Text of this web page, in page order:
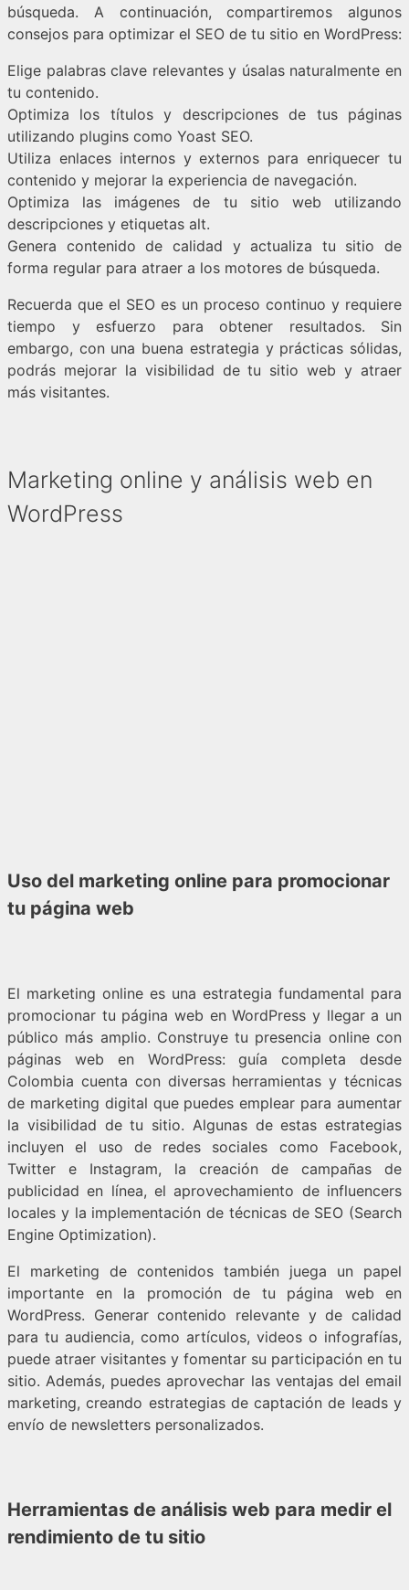
búsqueda. A continuación, compartiremos algunos
consejos para optimizar el SEO de tu sitio en WordPress:
Elige palabras clave relevantes y úsalas naturalmente en
tu contenido.
Optimiza los títulos y descripciones de tus páginas
utilizando plugins como Yoast SEO.
Utiliza enlaces internos y externos para enriquecer tu
contenido y mejorar la experiencia de navegación.
Optimiza las imágenes de tu sitio web utilizando
descripciones y etiquetas alt.
Genera contenido de calidad y actualiza tu sitio de
forma regular para atraer a los motores de búsqueda.
Recuerda que el SEO es un proceso continuo y requiere
tiempo y esfuerzo para obtener resultados. Sin
embargo, con una buena estrategia y prácticas sólidas,
podrás mejorar la visibilidad de tu sitio web y atraer
más visitantes.
Marketing online y análisis web en
WordPress
Uso del marketing online para promocionar
tu página web
El marketing online es una estrategia fundamental para
promocionar tu página web en WordPress y llegar a un
público más amplio. Construye tu presencia online con
páginas web en WordPress: guía completa desde
Colombia cuenta con diversas herramientas y técnicas
de marketing digital que puedes emplear para aumentar
la visibilidad de tu sitio. Algunas de estas estrategias
incluyen el uso de redes sociales como Facebook,
Twitter e Instagram, la creación de campañas de
publicidad en línea, el aprovechamiento de influencers
locales y la implementación de técnicas de SEO (Search
Engine Optimization).
El marketing de contenidos también juega un papel
importante en la promoción de tu página web en
WordPress. Generar contenido relevante y de calidad
para tu audiencia, como artículos, videos o infografías,
puede atraer visitantes y fomentar su participación en tu
sitio. Además, puedes aprovechar las ventajas del email
marketing, creando estrategias de captación de leads y
envío de newsletters personalizados.
Herramientas de análisis web para medir el
rendimiento de tu sitio